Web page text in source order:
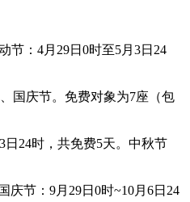
节：4月29日0时至5月3日24
国庆节。免费对象为7座（包
日24时，共免费5天。中秋节
庆节：9月29日0时~10月6日24